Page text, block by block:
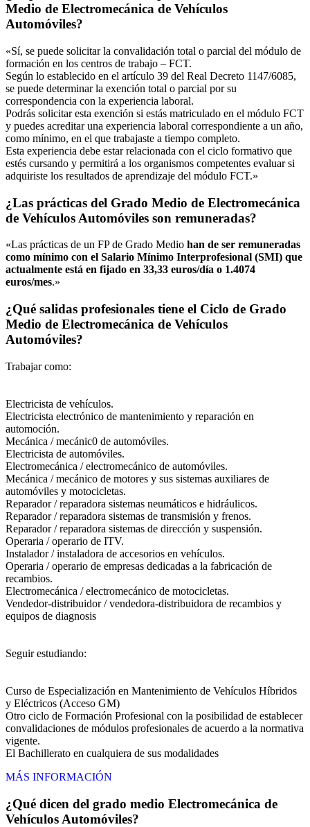
Medio de Electromecánica de Vehículos
Automóviles?
«Sí, se puede solicitar la convalidación total o parcial del módulo de
formación en los centros de trabajo – FCT.
Según lo establecido en el artículo 39 del Real Decreto 1147/6085,
se puede determinar la exención total o parcial por su
correspondencia con la experiencia laboral.
Podrás solicitar esta exención si estás matriculado en el módulo FCT
y puedes acreditar una experiencia laboral correspondiente a un año,
como mínimo, en el que trabajaste a tiempo completo.
Esta experiencia debe estar relacionada con el ciclo formativo que
estés cursando y permitirá a los organismos competentes evaluar si
adquiriste los resultados de aprendizaje del módulo FCT.»
¿Las prácticas del Grado Medio de Electromecánica
de Vehículos Automóviles son remuneradas?
«Las prácticas de un FP de Grado Medio han de ser remuneradas
como mínimo con el Salario Mínimo Interprofesional (SMI) que
actualmente está en fijado en 33,33 euros/día o 1.4074
euros/mes.»
¿Qué salidas profesionales tiene el Ciclo de Grado
Medio de Electromecánica de Vehículos
Automóviles?
Trabajar como:
Electricista de vehículos.
Electricista electrónico de mantenimiento y reparación en
automoción.
Mecánica / mecánic0 de automóviles.
Electricista de automóviles.
Electromecánica / electromecánico de automóviles.
Mecánica / mecánico de motores y sus sistemas auxiliares de
automóviles y motocicletas.
Reparador / reparadora sistemas neumáticos e hidráulicos.
Reparador / reparadora sistemas de transmisión y frenos.
Reparador / reparadora sistemas de dirección y suspensión.
Operaria / operario de ITV.
Instalador / instaladora de accesorios en vehículos.
Operaria / operario de empresas dedicadas a la fabricación de
recambios.
Electromecánica / electromecánico de motocicletas.
Vendedor-distribuidor / vendedora-distribuidora de recambios y
equipos de diagnosis
Seguir estudiando:
Curso de Especialización en Mantenimiento de Vehículos Híbridos
y Eléctricos (Acceso GM)
Otro ciclo de Formación Profesional con la posibilidad de establecer
convalidaciones de módulos profesionales de acuerdo a la normativa
vigente.
El Bachillerato en cualquiera de sus modalidades
MÁS INFORMACIÓN
¿Qué dicen del grado medio Electromecánica de
Vehículos Automóviles?